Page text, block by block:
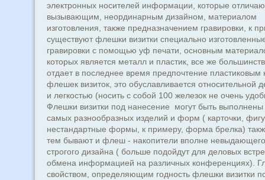
электронных носителей информации, которые
вызывающим, неординарным дизайном, материалом
изготовления, также предназначением гравировки, к
существуют флешки визитки специально
гравировки с помощью уф печати, основным
которых является металл и пластик, все же
отдает в последнее время предпочтение пластиковым
флешек визиток, это обуславливается относительной
и легкостью (носить с собой 100 железок не очень
Флешки визитки под нанесение могут быть выполнены
самых разнообразных изделий и форм ( карточки,
нестандартные формы, к примеру, форма брелка)
тем бывают и флеш - накопители вполне
строгого дизайна ( больше подойдут для деловых
обмена информацией на различных конференциях).
свойством, определяющим годность флешки визитки